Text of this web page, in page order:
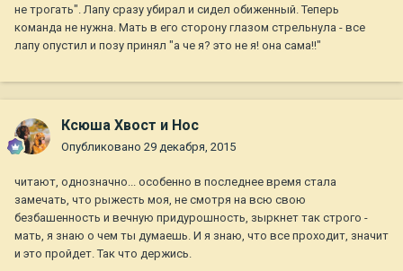
не трогать". Лапу сразу убирал и сидел обиженный. Теперь
команда не нужна. Мать в его сторону глазом стрельнула - все
лапу опустил и позу принял "а че я? это не я! она сама!!"
Ксюша Хвост и Нос
Опубликовано 29 декабря, 2015
читают, однозначно... особенно в последнее время стала
замечать, что рыжесть моя, не смотря на всю свою
безбашенность и вечную придурошность, зыркнет так строго -
мать, я знаю о чем ты думаешь. И я знаю, что все проходит, значит
и это пройдет. Так что держись.